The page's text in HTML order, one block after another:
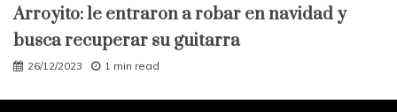
Arroyito: le entraron a robar en navidad y
busca recuperar su guitarra
26/12/2023 1 min read